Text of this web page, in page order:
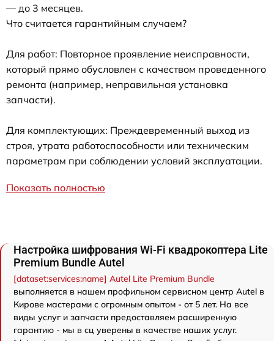
— до 3 месяцев.
Что считается гарантийным случаем?
Для работ: Повторное проявление неисправности,
который прямо обусловлен с качеством проведенного
ремонта (например, неправильная установка
запчасти).
Для комплектующих: Преждевременный выход из
строя, утрата работоспособности или техническим
параметрам при соблюдении условий эксплуатации.
Показать полностью
Настройка шифрования Wi-Fi квадрокоптера Lite
Premium Bundle Autel
[dataset:services:name] Autel Lite Premium Bundle
выполняется в нашем профильном сервисном центр Autel в
Кирове мастерами с огромным опытом - от 5 лет. На все
виды услуг и запчасти предоставляем расширенную
гарантию - мы в сц уверены в качестве наших услуг.